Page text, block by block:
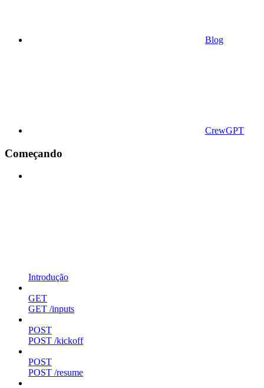
Blog
CrewGPT
Começando
Introdução
GET
GET /inputs
POST
POST /kickoff
POST
POST /resume